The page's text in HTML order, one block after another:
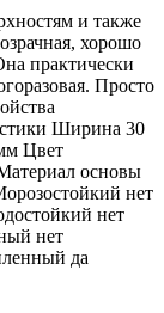
и также
хорошо
практически
Просто
Ширина 30
Цвет
основы
нет
нет
нет
да